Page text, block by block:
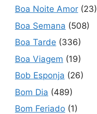
Boa Noite Amor (23)
Boa Semana (508)
Boa Tarde (336)
Boa Viagem (19)
Bob Esponja (26)
Bom Dia (489)
Bom Feriado (1)